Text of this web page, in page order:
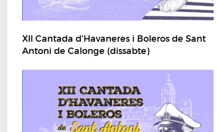
XII Cantada d'Havaneres i Boleros de Sant
Antoni de Calonge (dissabte)